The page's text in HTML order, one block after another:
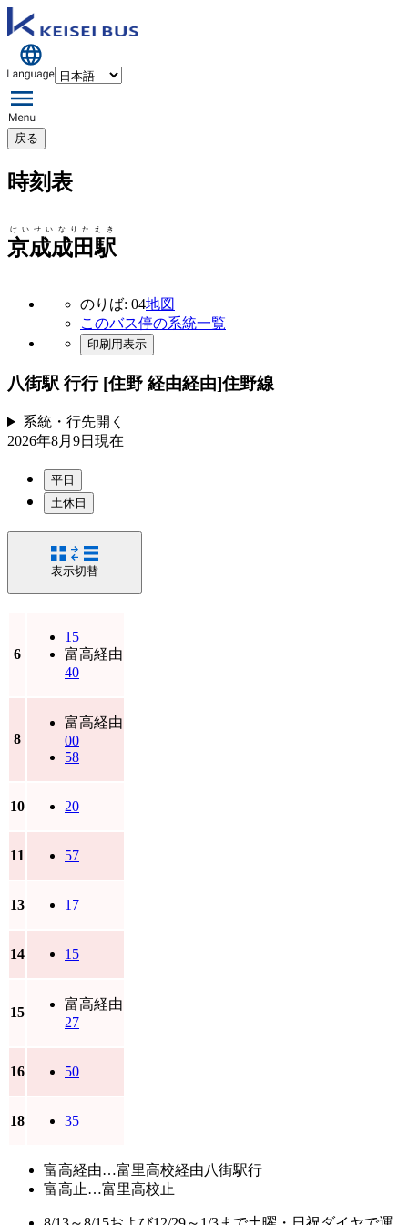
戻る
時刻表
京成成田駅
けいせいなりたえき
のりば: 04地図
このバス停の系統一覧
印刷用表示
八街駅 行行 [住野 経由経由]住野線
系統・行先開く
2026年8月9日 現在
平日
土休日
表示切替
6
15
富高経由
40
8
富高経由
00
58
10 20
11 57
13 17
14 15
15
富高経由
27
16 50
18 35
富高経由…富里高校経由八街駅行
富高止…富里高校止